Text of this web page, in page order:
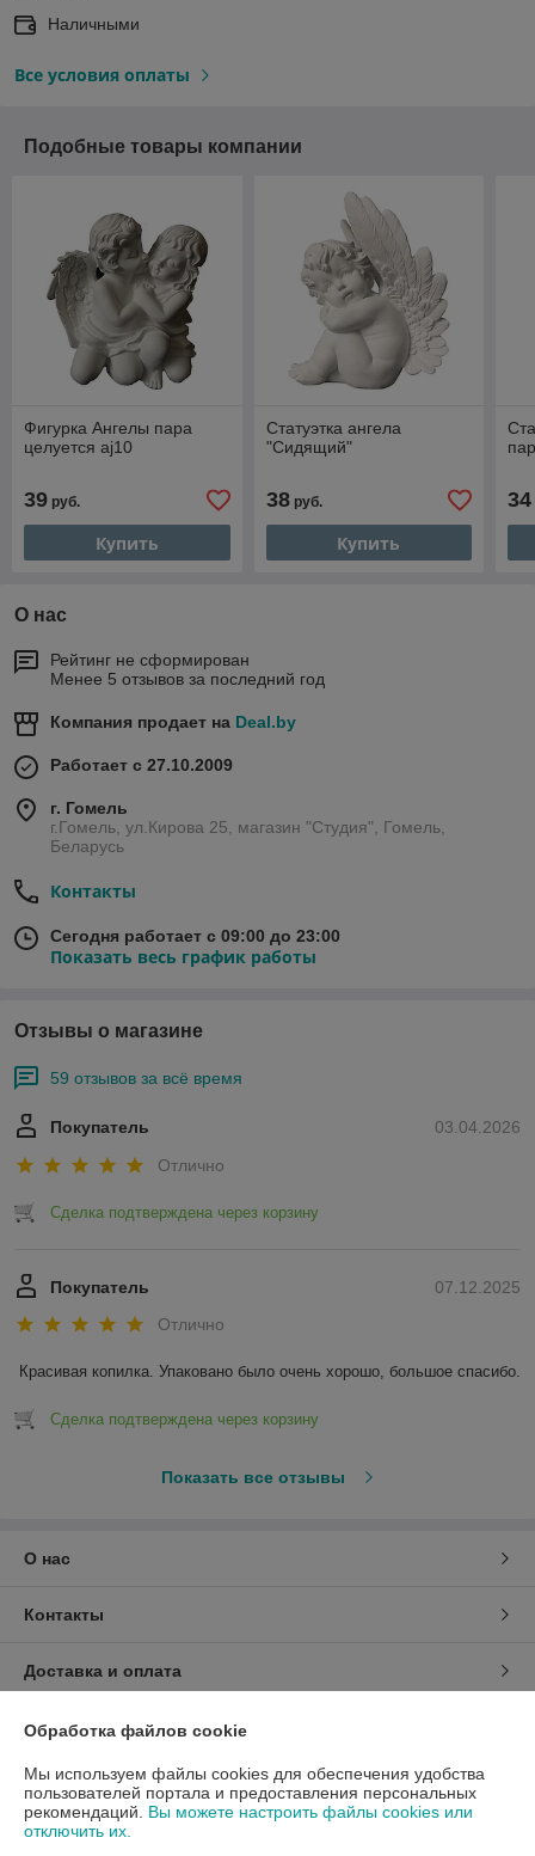
Наличными
Все условия оплаты
Подобные товары компании
Фигурка Ангелы пара
целуется aj10
39 руб.
Купить
Статуэтка ангела
"Сидящий"
38руб.
Купить
34
О нас
Рейтинг не сформирован
Менее 5 отзывов за последний год
Компания продает на Deal.by
Работает с 27.10.2009
г. Гомель
г.Гомель, ул.Кирова 25, магазин "Студия", Гомель,
Беларусь
Контакты
Сегодня работает с 09:00 до 23:00
Показать весь график работы
Отзывы о магазине
59 отзывов за всё время
03.04.2026
Покупатель
Отлично
Сделка подтверждена через корзину
07.12.2025
Покупатель
Отлично
Красивая копилка. Упаковано было очень хорошо, большое спасибо.
Сделка подтверждена через корзину
Показать все отзывы
О нас
Контакты
Доставка и оплата
График работы
Полная версия сайта
Политика обработки cookies
Обработка файлов cookie
Мы используем файлы cookies для обеспечения удобства
пользователей портала и предоставления персональных
рекомендаций. Вы можете настроить файлы cookies или
отключить их.